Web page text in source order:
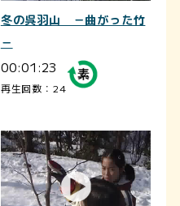
冬の呉羽山 －曲がった竹
－
00:01:23
再生回数：24